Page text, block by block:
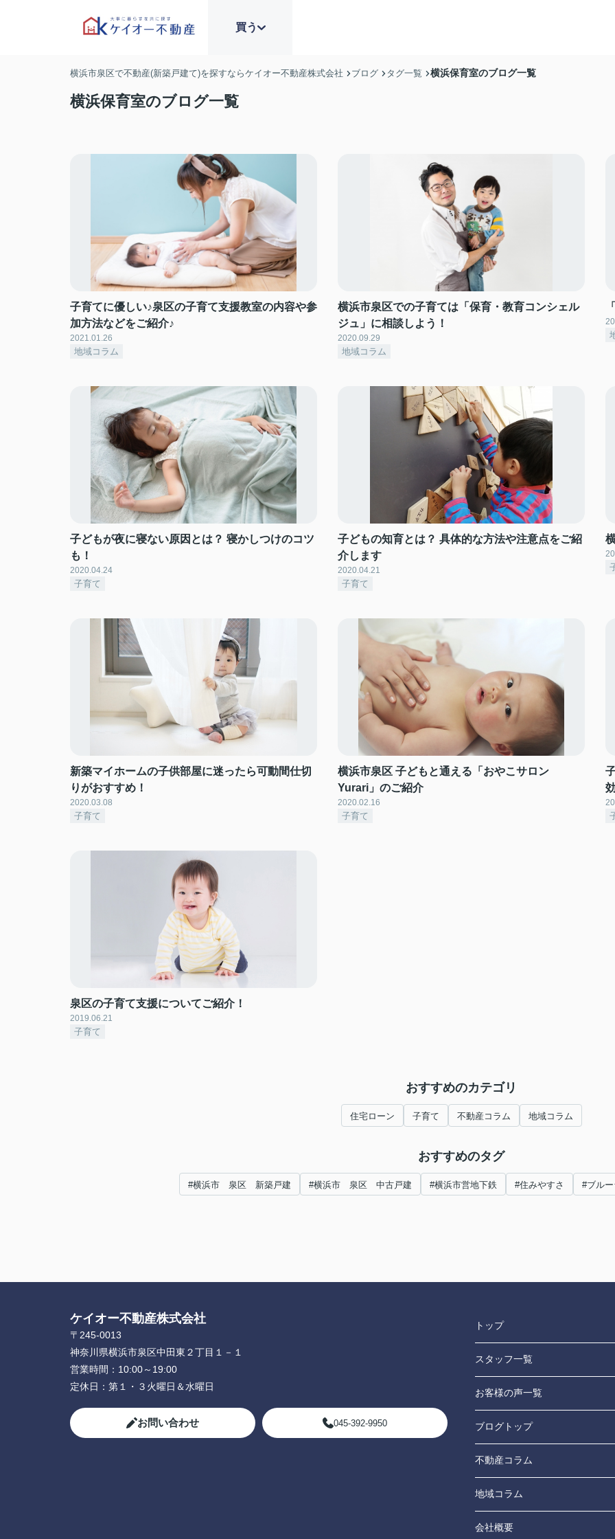
買う
横浜市泉区で不動産(新築戸建て)を探すならケイオー不動産株式会社 ブログ タグ一覧 横浜保育室のブログ一覧
横浜保育室のブログ一覧
子育てに優しい♪泉区の子育て支援教室の内容や参
加方法などをご紹介♪
2021.01.26
地域コラム
横浜市泉区での子育ては「保育・教育コンシェル
ジュ」に相談しよう！
2020.09.29
地域コラム
子どもが夜に寝ない原因とは？ 寝かしつけのコツ
も！
2020.04.24
子育て
子どもの知育とは？ 具体的な方法や注意点をご紹
介します
2020.04.21
子育て
新築マイホームの子供部屋に迷ったら可動間仕切
りがおすすめ！
2020.03.08
子育て
横浜市泉区 子どもと通える「おやこサロン
Yurari」のご紹介
2020.02.16
子育て
泉区の子育て支援についてご紹介！
2019.06.21
子育て
おすすめのカテゴリ
住宅ローン 子育て 不動産コラム 地域コラム
おすすめのタグ
#横浜市 泉区 新築戸建 #横浜市 泉区 中古戸建 #横浜市営地下鉄 #住みやすさ #ブル
ケイオー不動産株式会社
〒245-0013
神奈川県横浜市泉区中田東２丁目１－１
営業時間： 10:00～19:00
定休日： 第１・３火曜日＆水曜日
お問い合わせ 045-392-9950
トップ
スタッフ一覧
お客様の声一覧
ブログトップ
不動産コラム
地域コラム
会社概要